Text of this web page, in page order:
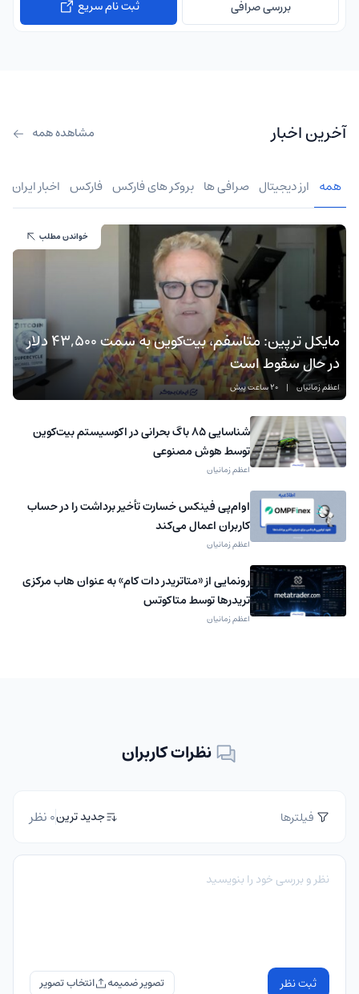
بررسی صرافی ثبت نام سریع
آخرین اخبار مشاهده همه
همه ارز دیجیتال صرافی ها بروکر های فارکس فارکس اخبار ایران
مایکل ترپین: متاسفم، بیت‌کوین به سمت ۴۳,۵۰۰ دلار
در حال سقوط است
اعظم زمانیان | 20 ساعت پیش
خواندن مطلب
شناسایی ۸۵ باگ بحرانی در اکوسیستم بیت‌کوین
توسط هوش مصنوعی
اعظم زمانیان
اوام‌پی فینکس خسارت تأخیر برداشت را در حساب
کاربران اعمال می‌کند
اعظم زمانیان
رونمایی از «متاتریدر دات کام» به عنوان هاب مرکزی
تریدرها توسط متاکوتس
اعظم زمانیان
نظرات کاربران
فیلترها جدید ترین0 نظر
ثبت نظر تصویر ضمیمه